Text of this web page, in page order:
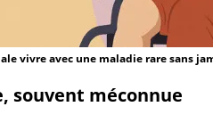
vivre avec une maladie rare sans
souvent méconnue